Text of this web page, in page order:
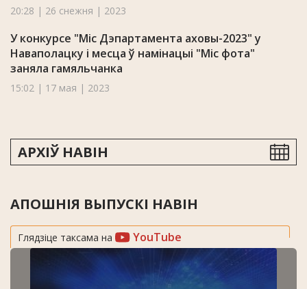
20:28 | 26 снежня | 2023
У конкурсе "Міс Дэпартамента аховы-2023" у
Наваполацку i месца ў намінацыі "Міс фота"
заняла гамяльчанка
15:02 | 17 мая | 2023
АРХІЎ НАВІН
АПОШНІЯ ВЫПУСКІ НАВІН
Глядзіце таксама на YouTube